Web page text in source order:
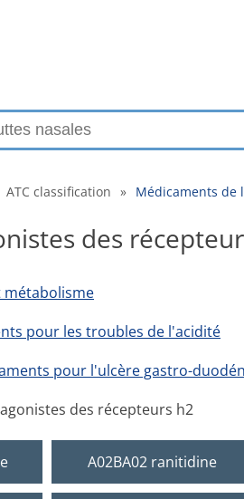
ATC classification » Médicaments de
des
métabolisme
pour les troubles de l'acidité
pour l'ulcère gastro-
des récepteurs h2
A02BA02 ranitidine